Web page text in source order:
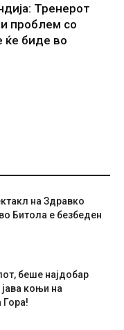
Тренерот
проблем со
ќе биде во
на Здравко
Битола е безбеден
беше најдобар
јава коњи на